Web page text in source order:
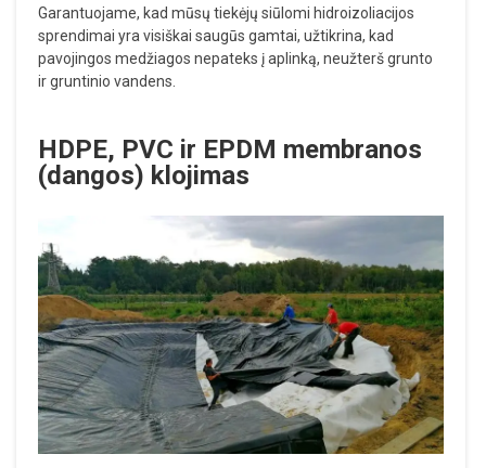
Garantuojame, kad mūsų tiekėjų siūlomi hidroizoliacijos
sprendimai yra visiškai saugūs gamtai, užtikrina, kad
pavojingos medžiagos nepateks į aplinką, neužterš grunto
ir gruntinio vandens.
HDPE, PVC ir EPDM membranos
(dangos) klojimas